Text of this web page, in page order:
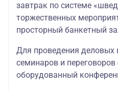
завтрак по системе
торжественных
просторный банкетный
Для проведения деловых
семинаров и переговоров
оборудованный